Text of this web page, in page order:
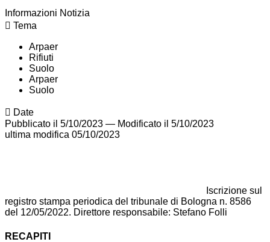
Informazioni Notizia
Tema
Arpaer
Rifiuti
Suolo
Arpaer
Suolo
Date
Pubblicato il 5/10/2023 — Modificato il 5/10/2023
ultima modifica 05/10/2023
Iscrizione sul
registro stampa periodica del tribunale di Bologna n. 8586
del 12/05/2022. Direttore responsabile: Stefano Folli
RECAPITI